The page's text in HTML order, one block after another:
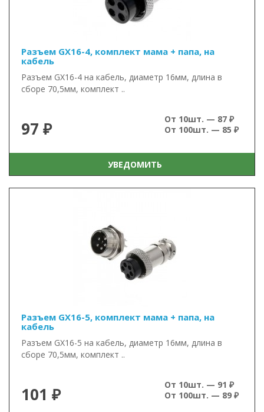
Разъем GX16-4, комплект мама + папа, на
кабель
Разъем GX16-4 на кабель, диаметр 16мм, длина в
сборе 70,5мм, комплект ..
97 ₽
От 10шт. — 87 ₽
От 100шт. — 85 ₽
УВЕДОМИТЬ
Разъем GX16-5, комплект мама + папа, на
кабель
Разъем GX16-5 на кабель, диаметр 16мм, длина в
сборе 70,5мм, комплект ..
101 ₽
От 10шт. — 91 ₽
От 100шт. — 89 ₽